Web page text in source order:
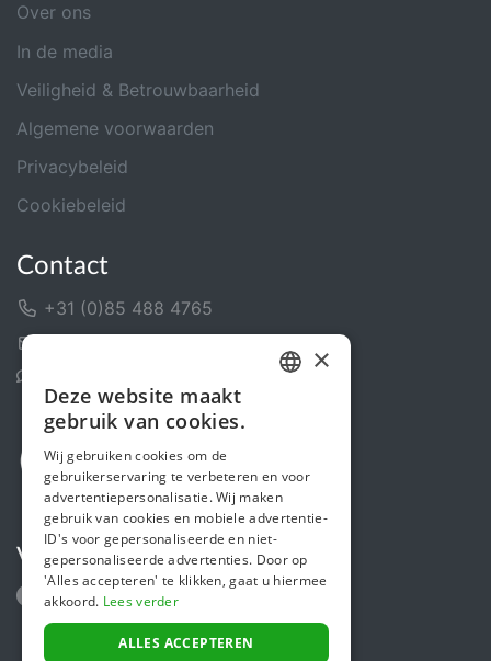
Over ons
In de media
Veiligheid & Betrouwbaarheid
Algemene voorwaarden
Privacybeleid
Cookiebeleid
Contact
+31 (0)85 488 4765
Volg ons
ENGLISH
×
Deze website maakt
gebruik van cookies.
Wij gebruiken cookies om de
gebruikerservaring te verbeteren en voor
advertentiepersonalisatie. Wij maken
gebruik van cookies en mobiele advertentie-
ID's voor gepersonaliseerde en niet-
gepersonaliseerde advertenties. Door op
'Alles accepteren' te klikken, gaat u hiermee
akkoord. Lees verder
ALLES ACCEPTEREN